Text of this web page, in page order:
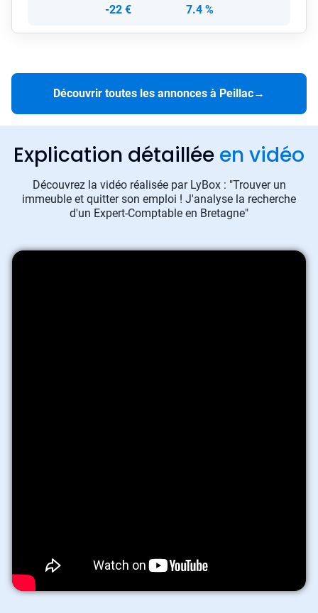
-22 € 7.4 %
Découvrir toutes les annonces à Peillac→
Explication détaillée en vidéo
Découvrez la vidéo réalisée par LyBox : "Trouver un
immeuble et quitter son emploi ! J'analyse la recherche
d'un Expert-Comptable en Bretagne"